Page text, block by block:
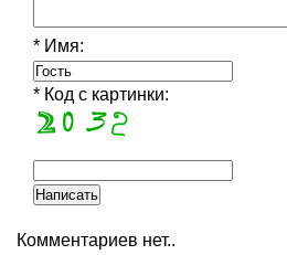
* Имя:
* Код с картинки:
Комментариев нет..